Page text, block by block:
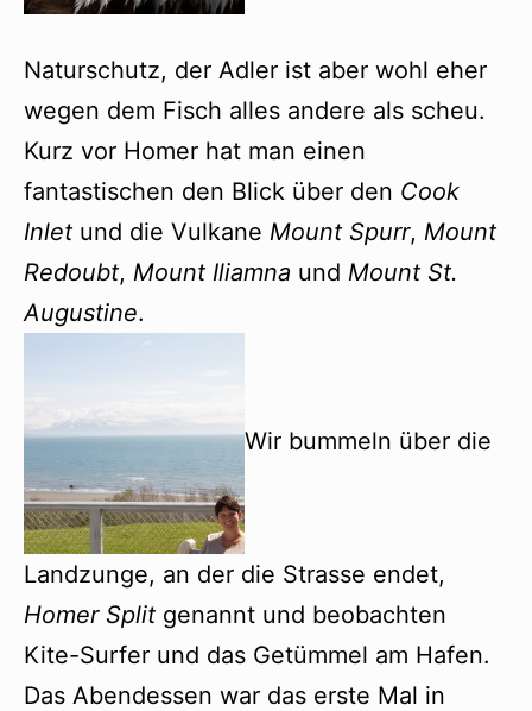
Naturschutz, der Adler ist aber wohl eher
wegen dem Fisch alles andere als scheu.
Kurz vor Homer hat man einen
fantastischen den Blick über den Cook
Inlet und die Vulkane Mount Spurr, Mount
Redoubt, Mount Iliamna und Mount St.
Augustine.
Wir bummeln über die
Landzunge, an der die Strasse endet,
Homer Split genannt und beobachten
Kite-Surfer und das Getümmel am Hafen.
Das Abendessen war das erste Mal in